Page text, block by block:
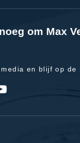
om Max
en blijf op de